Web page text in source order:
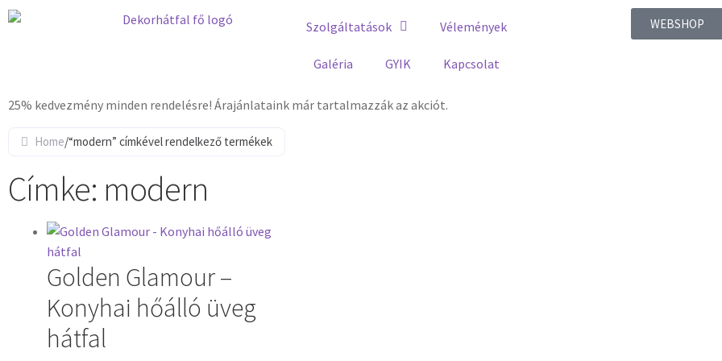
Szolgáltatások Vélemények
Galéria GYIK Kapcsolat
WEBSHOP
25% kedvezmény minden rendelésre! Árajánlataink már tartalmazzák az akciót.
Home/“modern” címkével rendelkező termékek
Címke: modern
Golden Glamour –
Konyhai hőálló üveg
hátfal